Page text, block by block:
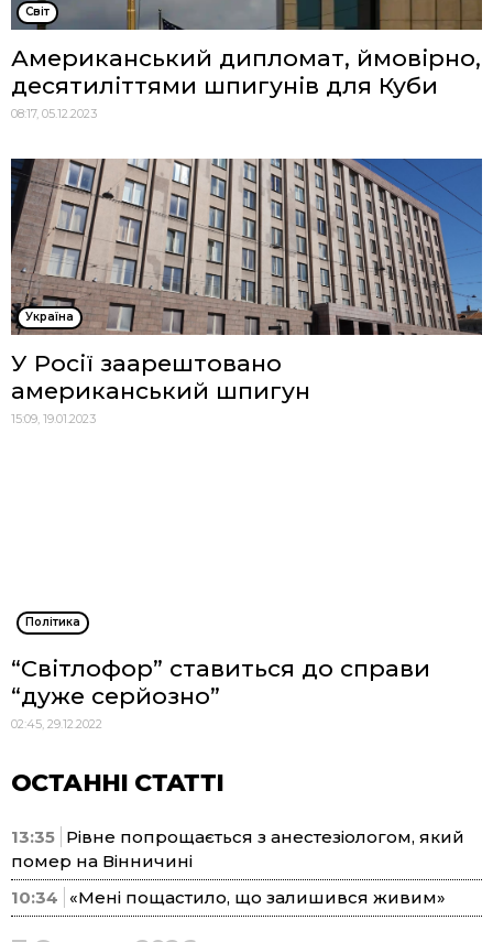
Cвіт
Американський дипломат, ймовірно,
десятиліттями шпигунів для Куби
08:17, 05.12.2023
Україна
У Росії заарештовано
американський шпигун
15:09, 19.01.2023
Політика
“Світлофор” ставиться до справи
“дуже серйозно”
02:45, 29.12.2022
ОСТАННІ СТАТТІ
13:35 Рівне попрощається з анестезіологом, який
помер на Вінничині
10:34
«Мені пощастило, що залишився живим»